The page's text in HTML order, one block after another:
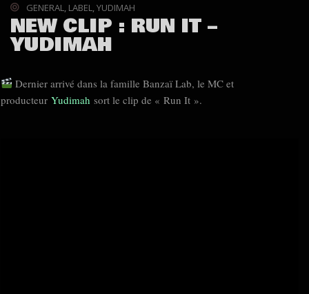
GENERAL, LABEL,YUDIMAH
NEW CLIP : RUN IT –
YUDIMAH
Dernier arrivé dans la famille Banzaï Lab, le MC et
producteur Yudimah sort le clip de « Run It ».